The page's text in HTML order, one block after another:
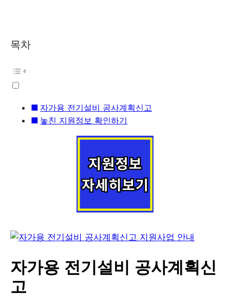
목차
자가용 전기설비 공사계획신고
놓친 지원정보 확인하기
자가용 전기설비 공사계획신
고